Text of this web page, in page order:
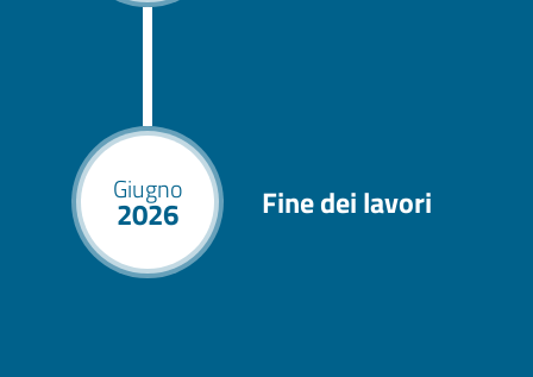
Giugno
2026 Fine dei lavori